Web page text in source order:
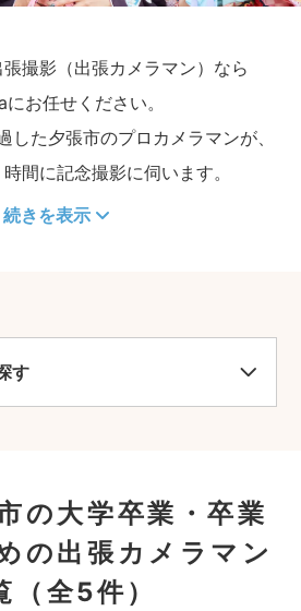
撮影（出張カメラマン）なら
お任せください。
した夕張市のプロカメラマンが、
間に記念撮影に伺います。
続きを表示
す
の大学卒業・卒業
の出張カメラマン
（全5件）